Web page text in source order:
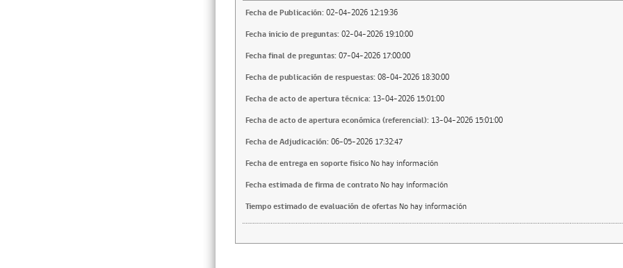
Fecha de Publicación: 02-04-2026 12:19:36
Fecha inicio de preguntas: 02-04-2026 19:10:00
Fecha final de preguntas: 07-04-2026 17:00:00
Fecha de publicación de respuestas: 08-04-2026 18:30:00
Fecha de acto de apertura técnica: 13-04-2026 15:01:00
Fecha de acto de apertura económica (referencial): 13-04-2026 15:01:00
Fecha de Adjudicación: 06-05-2026 17:32:47
Fecha de entrega en soporte fisicoNo hay información
Fecha estimada de firma de contratoNo hay información
Tiempo estimado de evaluación de ofertasNo hay información